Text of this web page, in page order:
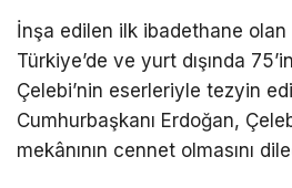
İnşa edilen ilk ibadethane
Türkiye’de ve yurt dışında
Çelebi’nin eserleriyle tezyin
Cumhurbaşkanı Erdoğan,
mekânının cennet olmasını